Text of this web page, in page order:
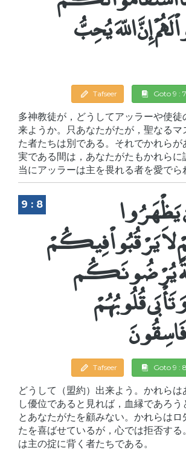
إِنَّ اللّهَ يُحِبُّ
Tafseer Goto 9 : 7
多神教徒が，どうしてアッラーや使徒
来ようか。只あなたがたが，聖なるマ
た者たちは別である。それでかれら
実である間は，あなたがたもかれらに
当にアッラーは主を畏れる者を愛でら
9 : 8
يَرْقُبُواْ فِيكُمْ
يُرْضُونَكُم
قُلُوبُهُمْ
Tafseer Goto 9 : 8
どうして（盟約）出来よう。かれら
し優位であると見れば，血縁であろう
とあなたがたを顧みない。かれらは
たを喜ばせているが，心では拒否する
は主の掟に背く者たちである。